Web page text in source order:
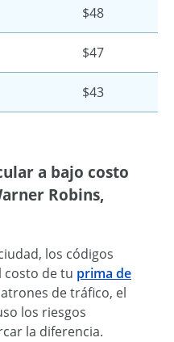
$48
$47
$43
a bajo costo
Robins,
los códigos
costo de tu prima de
de tráfico, el
los riesgos
la diferencia.